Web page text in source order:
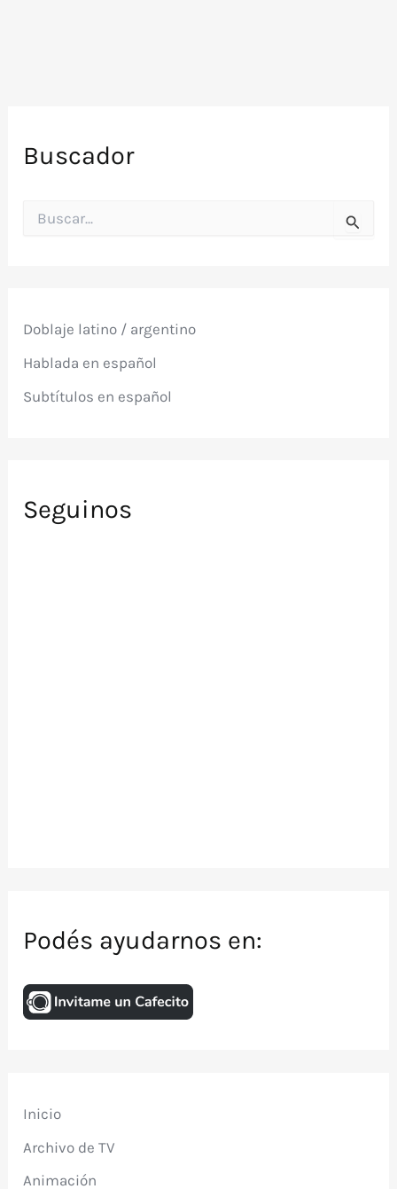
Buscador
o
:
Doblaje latino / argentino
Hablada en español
Subtítulos en español
Seguinos
Podés ayudarnos en:
Inicio
Archivo de TV
Animación